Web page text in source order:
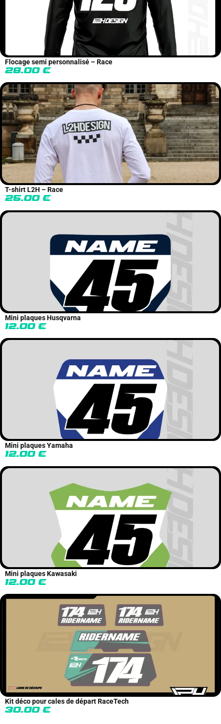
Flocage semi personnalisé – Race
28.00 €
T-shirt L2H – Race
25.00 €
Mini plaques Husqvarna
12.00 €
Mini plaques Yamaha
12.00 €
Mini plaques Kawasaki
12.00 €
Kit déco pour cales de départ RaceTech
30.00 €